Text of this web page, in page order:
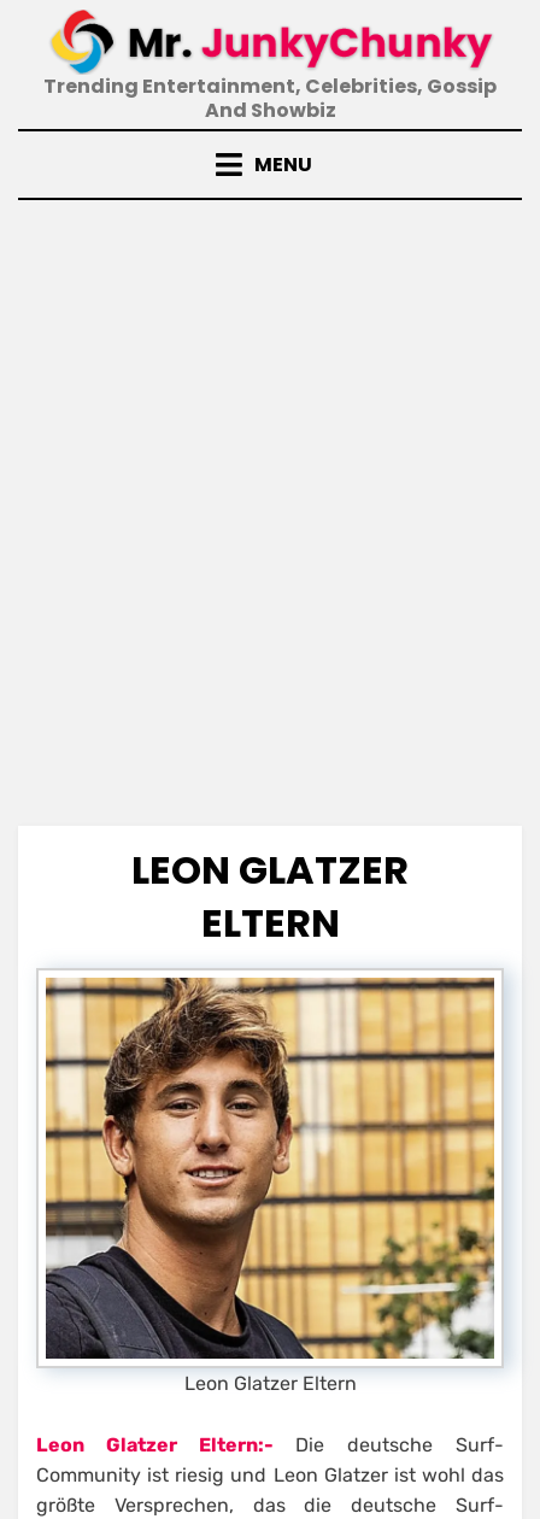
contentTrending Entertainment, Celebrities, Gossip
And Showbiz
MENU
LEON GLATZER
ELTERN
Leon Glatzer Eltern
Leon Glatzer Eltern:-
Die deutsche Surf-
Community ist riesig und Leon Glatzer ist wohl das
größte Versprechen, das die deutsche Surf-